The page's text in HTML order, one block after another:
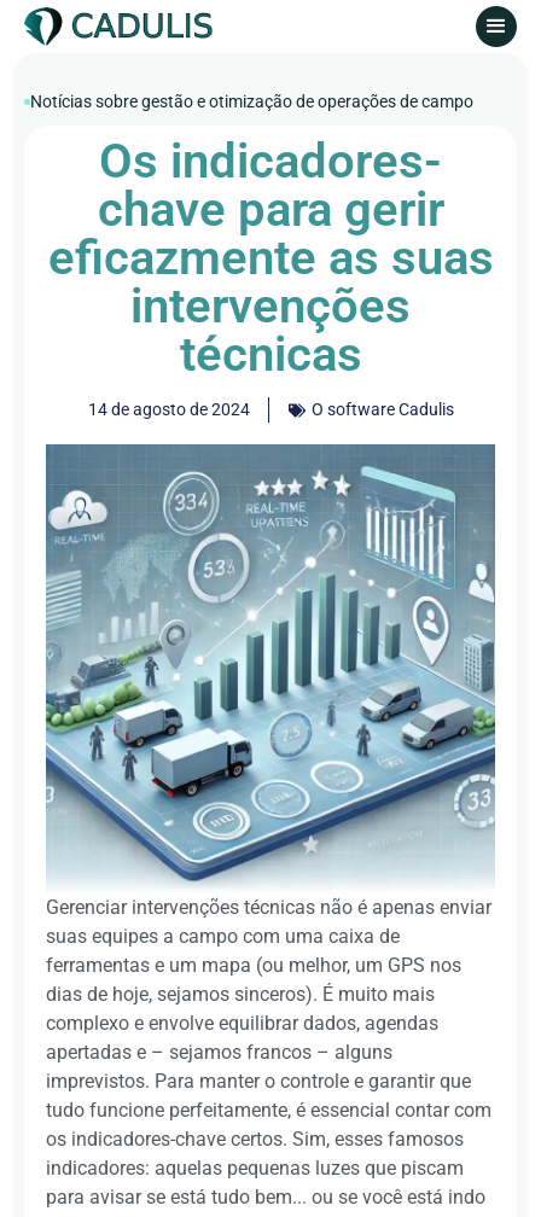
Notícias sobre gestão e otimização de operações de campo
Os indicadores-
chave para gerir
eficazmente as suas
intervenções
técnicas
14 de agosto de 2024 O software Cadulis
Gerenciar intervenções técnicas não é apenas enviar
suas equipes a campo com uma caixa de
ferramentas e um mapa (ou melhor, um GPS nos
dias de hoje, sejamos sinceros). É muito mais
complexo e envolve equilibrar dados, agendas
apertadas e – sejamos francos – alguns
imprevistos. Para manter o controle e garantir que
tudo funcione perfeitamente, é essencial contar com
os indicadores-chave certos. Sim, esses famosos
indicadores: aquelas pequenas luzes que piscam
para avisar se está tudo bem... ou se você está indo